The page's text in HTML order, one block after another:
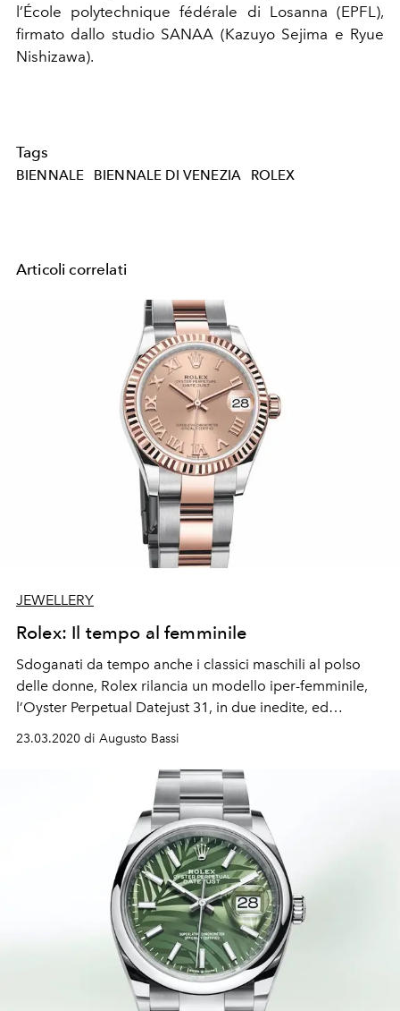
l’École polytechnique fédérale di Losanna (EPFL),
firmato dallo studio SANAA (Kazuyo Sejima e Ryue
Nishizawa).
Tags
BIENNALE BIENNALE DI VENEZIA ROLEX
Articoli correlati
JEWELLERY
Rolex: Il tempo al femminile
Sdoganati da tempo anche i classici maschili al polso
delle donne, Rolex rilancia un modello iper-femminile,
l’Oyster Perpetual Datejust 31, in due inedite, ed
23.03.2020 di Augusto Bassi